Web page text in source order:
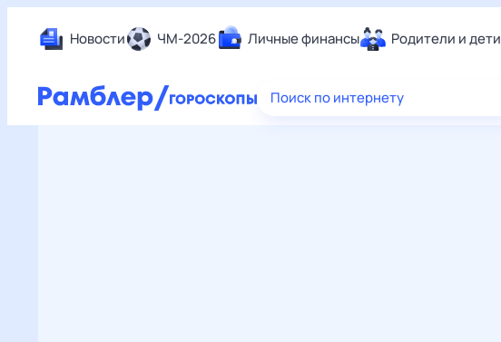
Новости ЧМ-2026 Личные финансы Родители и дети
Еда
Поиск по интернету